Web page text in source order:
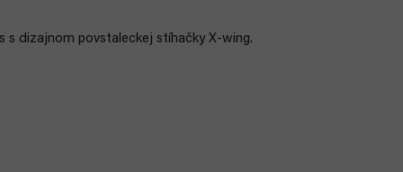
s dizajnom povstaleckej stíhačky X-wing.